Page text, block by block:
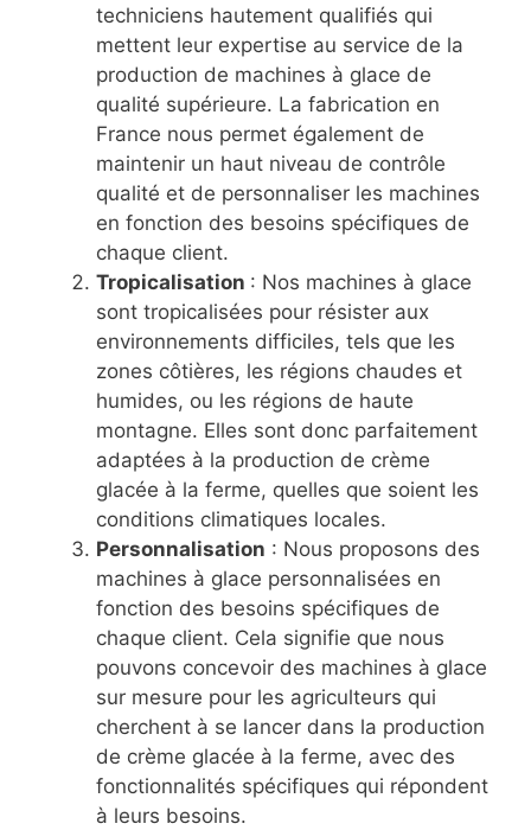
techniciens hautement qualifiés qui
mettent leur expertise au service de la
production de machines à glace de
qualité supérieure. La fabrication en
France nous permet également de
maintenir un haut niveau de contrôle
qualité et de personnaliser les machines
en fonction des besoins spécifiques de
chaque client.
Tropicalisation : Nos machines à glace
sont tropicalisées pour résister aux
environnements difficiles, tels que les
zones côtières, les régions chaudes et
humides, ou les régions de haute
montagne. Elles sont donc parfaitement
adaptées à la production de crème
glacée à la ferme, quelles que soient les
conditions climatiques locales.
Personnalisation : Nous proposons des
machines à glace personnalisées en
fonction des besoins spécifiques de
chaque client. Cela signifie que nous
pouvons concevoir des machines à glace
sur mesure pour les agriculteurs qui
cherchent à se lancer dans la production
de crème glacée à la ferme, avec des
fonctionnalités spécifiques qui répondent
à leurs besoins.